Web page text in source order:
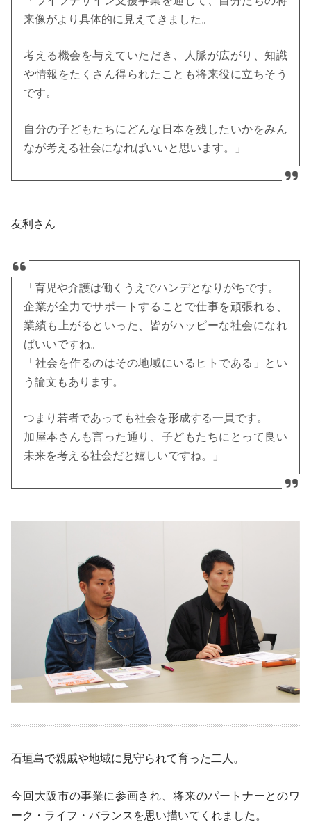
来像がより具体的に見えてきました。
考える機会を与えていただき、人脈が広がり、知識
や情報をたくさん得られたことも将来役に立ちそう
です。
自分の子どもたちにどんな日本を残したいかをみん
なが考える社会になればいいと思います。」
友利さん
「育児や介護は働くうえでハンデとなりがちです。
企業が全力でサポートすることで仕事を頑張れる、
業績も上がるといった、皆がハッピーな社会になれ
ばいいですね。
「社会を作るのはその地域にいるヒトである」とい
う論文もあります。
つまり若者であっても社会を形成する一員です。
加屋本さんも言った通り、子どもたちにとって良い
未来を考える社会だと嬉しいですね。」
石垣島で親戚や地域に見守られて育った二人。
今回大阪市の事業に参画され、将来のパートナーとのワ
ーク・ライフ・バランスを思い描いてくれました。